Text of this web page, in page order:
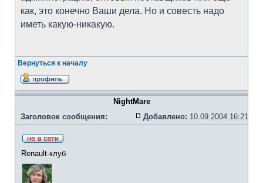
как, это конечно Ваши дела. Но и совесть надо
иметь какую-никакую.
Вернуться к началу
NightMare
Заголовок сообщения:
Добавлено: 10.09.2004 16:21
Renault-клуб